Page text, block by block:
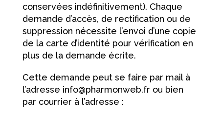
conservées indéfinitivement). Chaque
demande d’accès, de rectification ou de
suppression nécessite l’envoi d’une copie
de la carte d’identité pour vérification en
plus de la demande écrite.
Cette demande peut se faire par mail à
l’adresse info@pharmonweb.fr ou bien
par courrier à l’adresse :